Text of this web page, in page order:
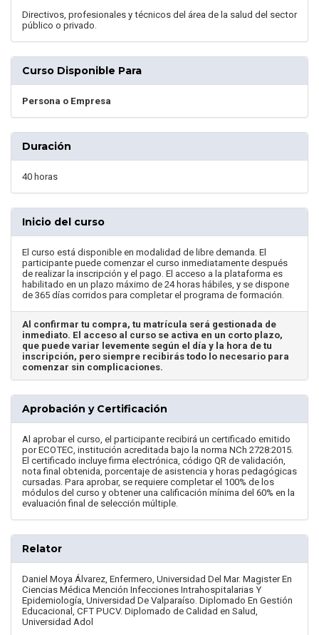
Directivos, profesionales y técnicos del área de la salud del sector
público o privado.
Curso Disponible Para
Persona o Empresa
Duración
40 horas
Inicio del curso
El curso está disponible en modalidad de libre demanda. El
participante puede comenzar el curso inmediatamente después
de realizar la inscripción y el pago. El acceso a la plataforma es
habilitado en un plazo máximo de 24 horas hábiles, y se dispone
de 365 días corridos para completar el programa de formación.
Al confirmar tu compra, tu matrícula será gestionada de
inmediato. El acceso al curso se activa en un corto plazo,
que puede variar levemente según el día y la hora de tu
inscripción, pero siempre recibirás todo lo necesario para
comenzar sin complicaciones.
Aprobación y Certificación
Al aprobar el curso, el participante recibirá un certificado emitido
por ECOTEC, institución acreditada bajo la norma NCh 2728:2015.
El certificado incluye firma electrónica, código QR de validación,
nota final obtenida, porcentaje de asistencia y horas pedagógicas
cursadas. Para aprobar, se requiere completar el 100% de los
módulos del curso y obtener una calificación mínima del 60% en la
evaluación final de selección múltiple.
Relator
Daniel Moya Álvarez, Enfermero, Universidad Del Mar. Magister En
Ciencias Médica Mención Infecciones Intrahospitalarias Y
Epidemiología, Universidad De Valparaíso. Diplomado En Gestión
Educacional, CFT PUCV. Diplomado de Calidad en Salud,
Universidad Adol